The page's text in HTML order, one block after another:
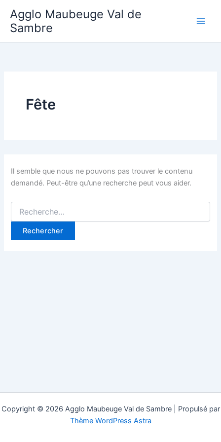
contenu
Agglo Maubeuge Val de
Sambre
Fête
Il semble que nous ne pouvons pas trouver le contenu
demandé. Peut-être qu’une recherche peut vous aider.
Rechercher :
Copyright © 2026 Agglo Maubeuge Val de Sambre | Propulsé par
Thème WordPress Astra